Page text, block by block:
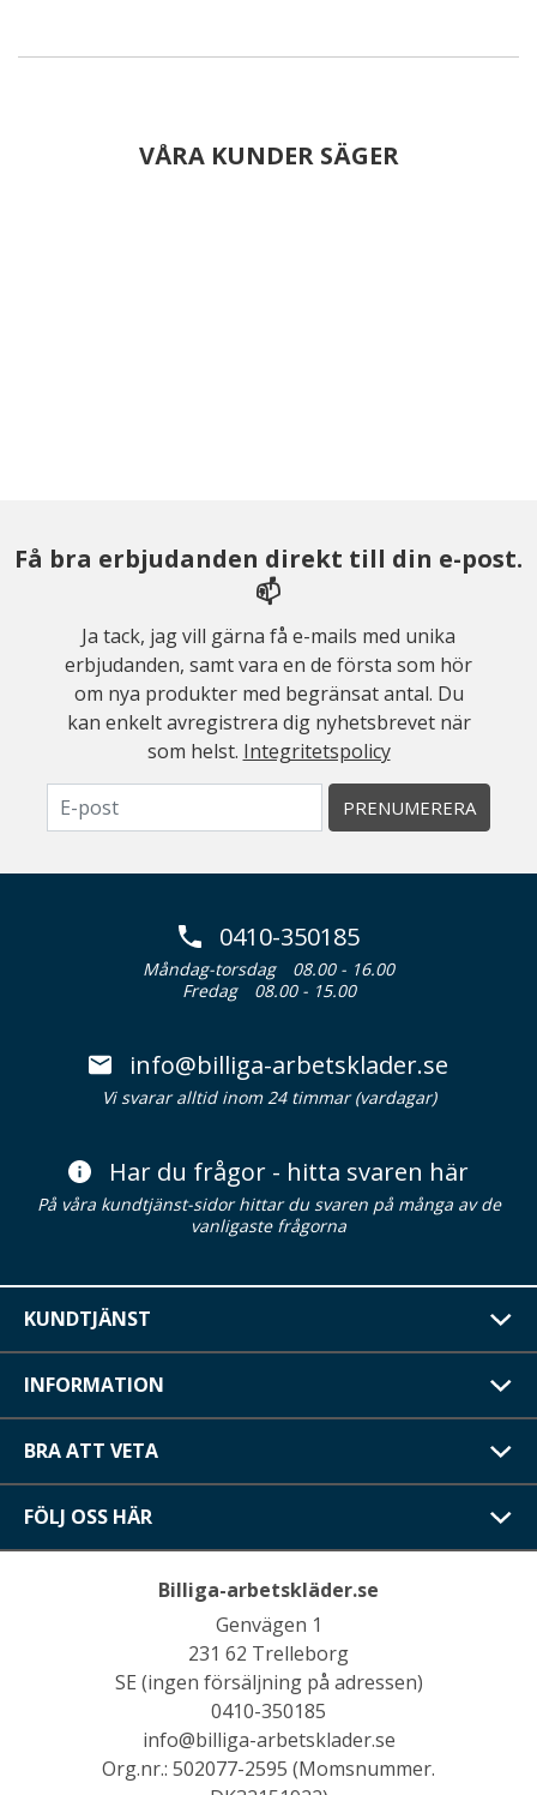
VÅRA KUNDER SÄGER
Få bra erbjudanden direkt till din e-post.
📫
Ja tack, jag vill gärna få e-mails med unika
erbjudanden, samt vara en de första som hör
om nya produkter med begränsat antal. Du
kan enkelt avregistrera dig nyhetsbrevet när
som helst. Integritetspolicy
PRENUMERERA
0410-350185
Måndag-torsdag
08.00 - 16.00
Fredag
08.00 - 15.00
info@billiga-arbetsklader.se
Vi svarar alltid inom 24 timmar (vardagar)
Har du frågor - hitta svaren här
På våra kundtjänst-sidor hittar du svaren på många av de
vanligaste frågorna
KUNDTJÄNST
INFORMATION
BRA ATT VETA
FÖLJ OSS HÄR
Billiga-arbetskläder.se
Genvägen 1
231 62 Trelleborg
SE (ingen försäljning på adressen)
0410-350185
info@billiga-arbetsklader.se
Org.nr.: 502077-2595 (Momsnummer.